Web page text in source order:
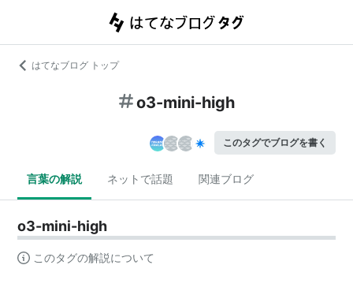
はてなブログ トップ
o3-mini-high
このタグでブログを書く
言葉の解説 ネットで話題 関連ブログ
o3-mini-high
このタグの解説について